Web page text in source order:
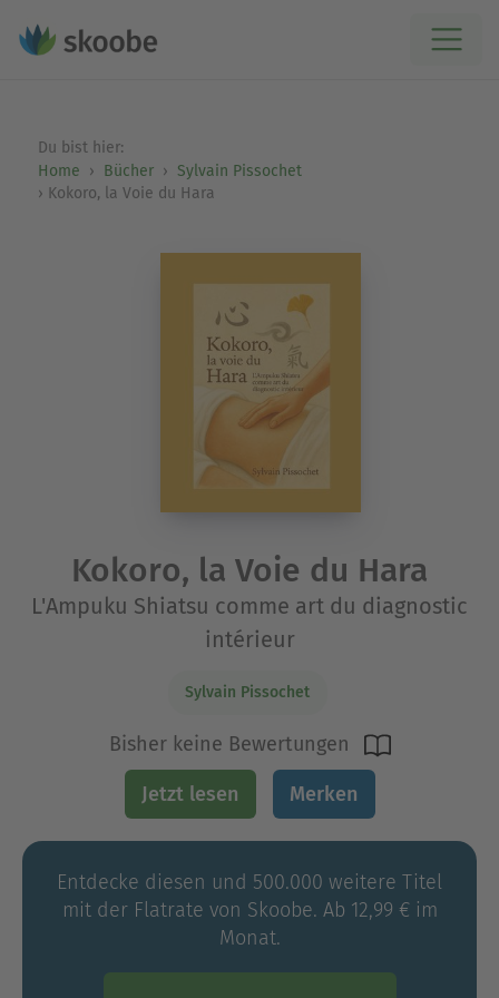
Du bist hier:
Home
Bücher
Sylvain Pissochet
Kokoro, la Voie du Hara
Kokoro, la Voie du Hara
L'Ampuku Shiatsu comme art du diagnostic
intérieur
Sylvain Pissochet
Bisher keine Bewertungen
Jetzt lesen Merken
Entdecke diesen und 500.000 weitere Titel
mit der Flatrate von Skoobe. Ab 12,99 € im
Monat.